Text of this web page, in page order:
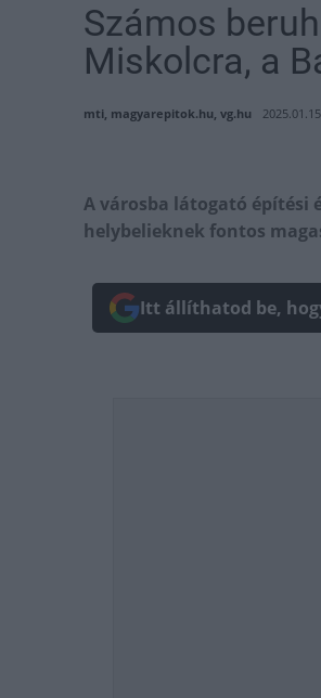
Számos
Miskolcra, a
mti, magyarepitok.hu, vg.hu
A városba látogató építési
helybelieknek fontos
Itt állíthatod be,